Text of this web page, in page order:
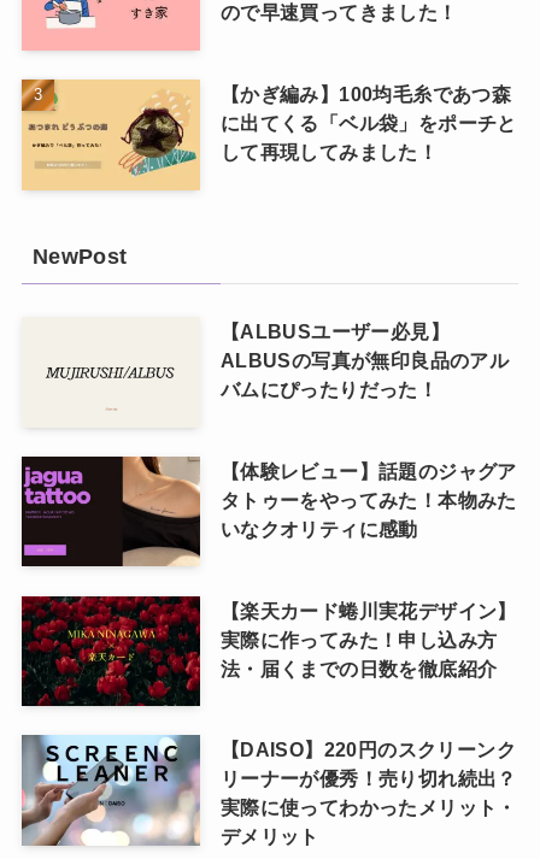
ので早速買ってきました！
【かぎ編み】100均毛糸であつ森
に出てくる「ベル袋」をポーチと
して再現してみました！
NewPost
【ALBUSユーザー必見】
ALBUSの写真が無印良品のアル
バムにぴったりだった！
【体験レビュー】話題のジャグア
タトゥーをやってみた！本物みた
いなクオリティに感動
【楽天カード蜷川実花デザイン】
実際に作ってみた！申し込み方
法・届くまでの日数を徹底紹介
【DAISO】220円のスクリーンク
リーナーが優秀！売り切れ続出？
実際に使ってわかったメリット・
デメリット